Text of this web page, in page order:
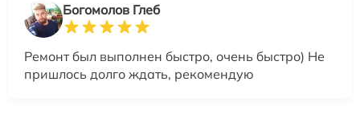
Богомолов Глеб
Ремонт был выполнен быстро, очень быстро) Не
пришлось долго ждать, рекомендую